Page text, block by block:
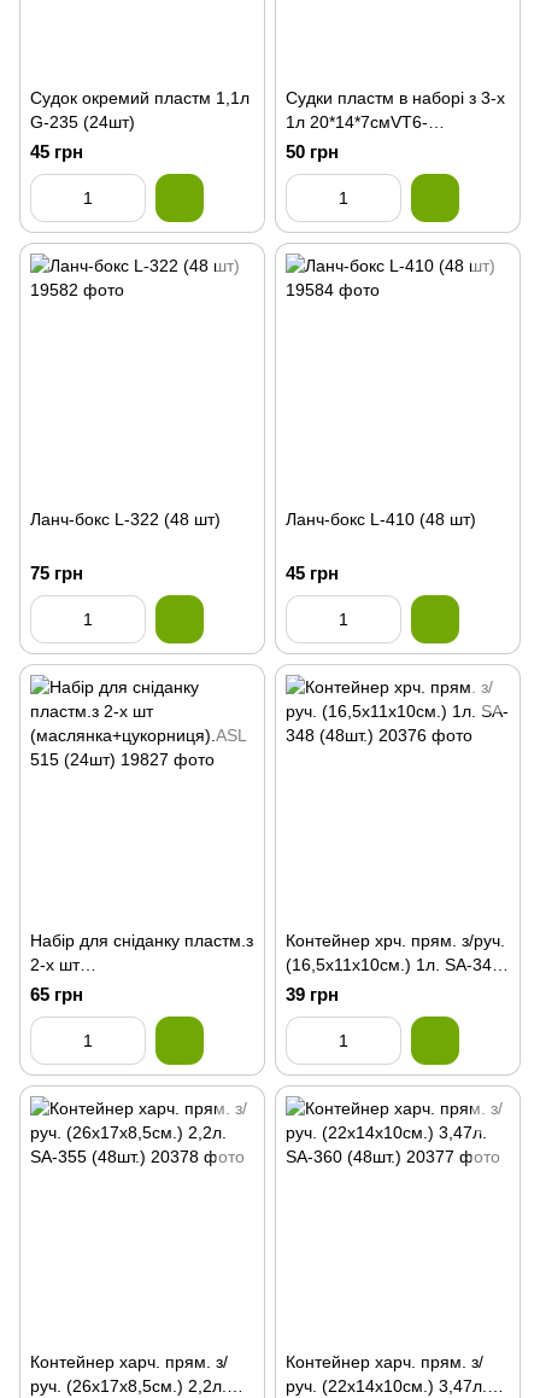
Судок окремий пластм 1,1л
G-235 (24шт)
45 грн
Судки пластм в наборi з 3-х
1л 20*14*7смVT6-
18476(60шт)
50 грн
Ланч-бокс L-322 (48 шт)
75 грн
Ланч-бокс L-410 (48 шт)
45 грн
Набір для сніданку пластм.з
2-х шт
(маслянка+цукорниця).ASL
515 (24шт)
65 грн
Контейнер хрч. прям. з/руч.
(16,5х11х10см.) 1л. SA-348
(48шт.)
39 грн
Контейнер харч. прям. з/
руч. (26х17х8,5см.) 2,2л.
Контейнер харч. прям. з/
руч. (22х14х10см.) 3,47л.